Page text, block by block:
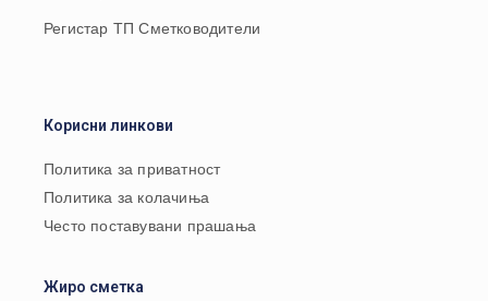
Регистар ТП Сметководители
Корисни линкови
Политика за приватност
Политика за колачиња
Често поставувани прашања
Жиро сметка